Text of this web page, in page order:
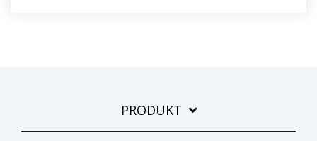
PRODUKT